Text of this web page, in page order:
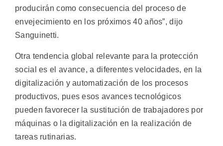
producirán como consecuencia del proceso de
envejecimiento en los próximos 40 años”, dijo
Sanguinetti.
Otra tendencia global relevante para la protección
social es el avance, a diferentes velocidades, en la
digitalización y automatización de los procesos
productivos, pues esos avances tecnológicos
pueden favorecer la sustitución de trabajadores por
máquinas o la digitalización en la realización de
tareas rutinarias.